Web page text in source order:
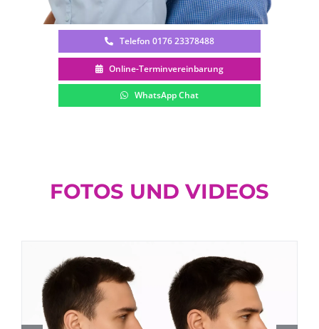
Telefon 0176 23378488
Online-Terminvereinbarung
WhatsApp Chat
FOTOS UND VIDEOS